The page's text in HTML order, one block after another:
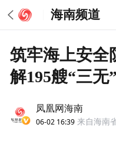
海南频道
筑牢海上安全
解195艘“三无
凤凰网海南
06-02 16:39 来自海南